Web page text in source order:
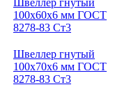
100x60x6 мм ГОСТ
8278-83 Ст3
Швеллер гнутый
100x70x6 мм ГОСТ
8278-83 Ст3